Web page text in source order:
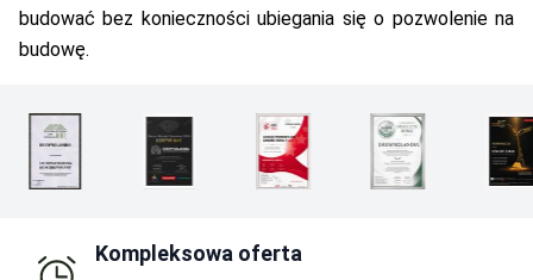
budować bez konieczności ubiegania się o pozwolenie na
budowę.
Kompleksowa oferta